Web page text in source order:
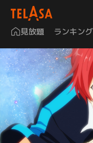
見放題 ランキング